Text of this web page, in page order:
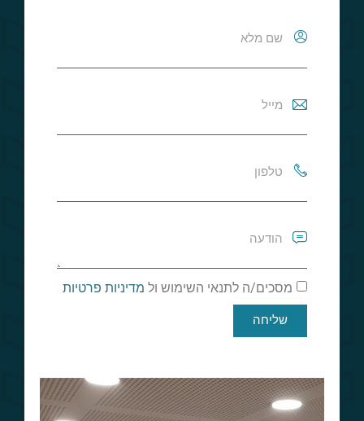
מסכים/ה לתנאי השימוש ול מדיניות פרטיות
שליחה